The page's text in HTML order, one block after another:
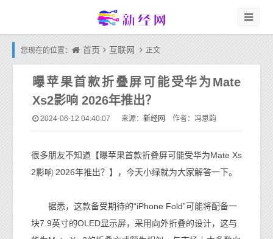
您现在的位置： 首页 互联网 正文
曝苹果首款折叠屏可能受华为Mate
Xs2影响 2026年推出？
2024-06-12 04:40:07 来源： 新经网 作者：冯思韵
很多朋友不知道【曝苹果首款折叠屏可能受华为Mate Xs
2影响 2026年推出？】，今天小绿就为大家解答一下。
据悉，这款备受期待的“iPhone Fold”可能将配备一
块7.9英寸的OLED显示屏，采用向外折叠的设计，这与